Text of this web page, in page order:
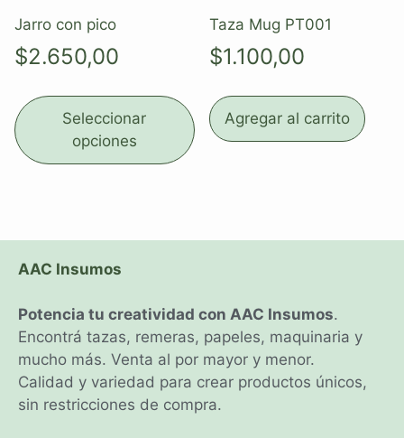
Jarro con pico
$2.650,00
Seleccionar
opciones
Taza Mug PT001
$1.100,00
Agregar al carrito
AAC Insumos
Potencia tu creatividad con AAC Insumos.
Encontrá tazas, remeras, papeles, maquinaria y
mucho más. Venta al por mayor y menor.
Calidad y variedad para crear productos únicos,
sin restricciones de compra.